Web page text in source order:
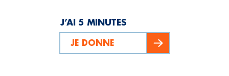
J’AI 5 MINUTES
JE DONNE